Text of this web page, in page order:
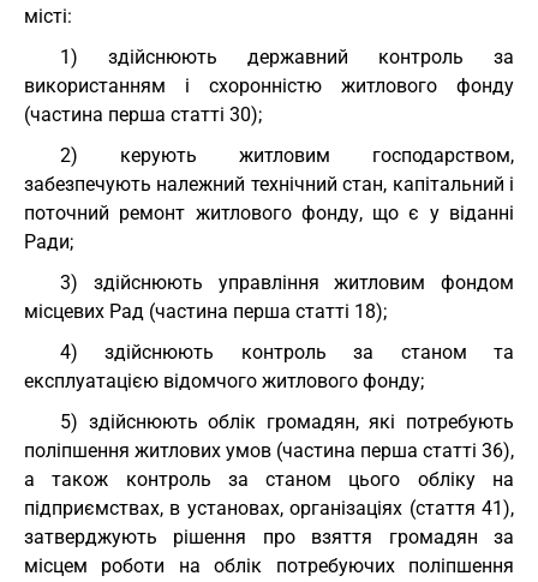
місті:
1) здійснюють державний контроль за
використанням і схоронністю житлового фонду
(частина перша статті 30);
2) керують житловим господарством,
забезпечують належний технічний стан, капітальний і
поточний ремонт житлового фонду, що є у віданні
Ради;
3) здійснюють управління житловим фондом
місцевих Рад (частина перша статті 18);
4) здійснюють контроль за станом та
експлуатацією відомчого житлового фонду;
5) здійснюють облік громадян, які потребують
поліпшення житлових умов (частина перша статті 36),
а також контроль за станом цього обліку на
підприємствах, в установах, організаціях (стаття 41),
затверджують рішення про взяття громадян за
місцем роботи на облік потребуючих поліпшення